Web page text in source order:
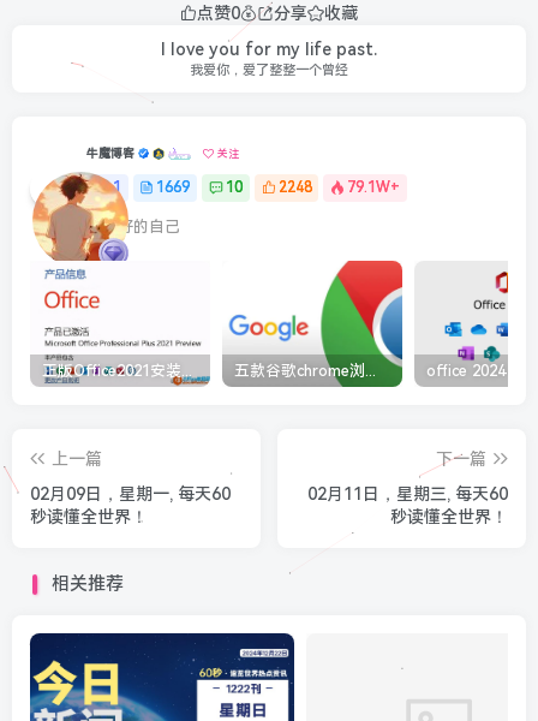
点赞0 分享
收藏
I love you for my life past.
我爱你，爱了整整一个曾经
牛魔博客 关注
1 1669 10 2248 79.1W+
最最好的自己
五款谷歌chrome浏览器截图插件工具推荐
上一篇
02月09日，星期一, 每天60
秒读懂全世界！
下一篇
02月11日，星期三, 每天60
秒读懂全世界！
相关推荐